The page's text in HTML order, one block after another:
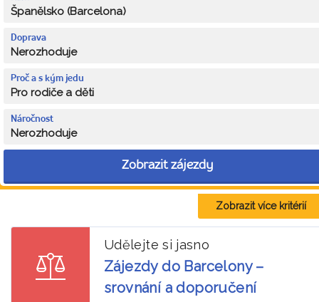
Španělsko (Barcelona)
Doprava
Nerozhoduje
Proč a s kým jedu
Pro rodiče a děti
Náročnost
Nerozhoduje
Zobrazit zájezdy
Zobrazit více kritérií
Udělejte si jasno
Zájezdy do Barcelony –
srovnání a doporučení